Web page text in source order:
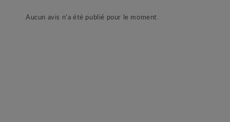
Aucun avis n'a été publié pour le moment.